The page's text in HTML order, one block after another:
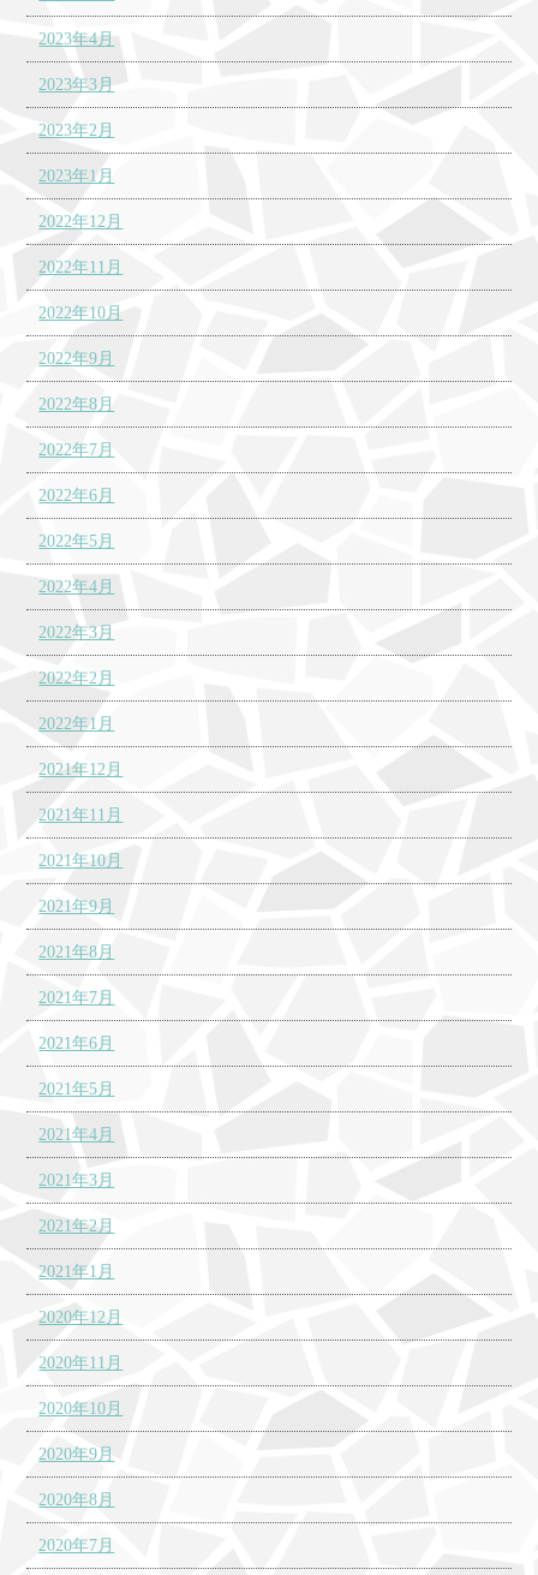
2023年4月
2023年3月
2023年2月
2023年1月
2022年12月
2022年11月
2022年10月
2022年9月
2022年8月
2022年7月
2022年6月
2022年5月
2022年4月
2022年3月
2022年2月
2022年1月
2021年12月
2021年11月
2021年10月
2021年9月
2021年8月
2021年7月
2021年6月
2021年5月
2021年4月
2021年3月
2021年2月
2021年1月
2020年12月
2020年11月
2020年10月
2020年9月
2020年8月
2020年7月